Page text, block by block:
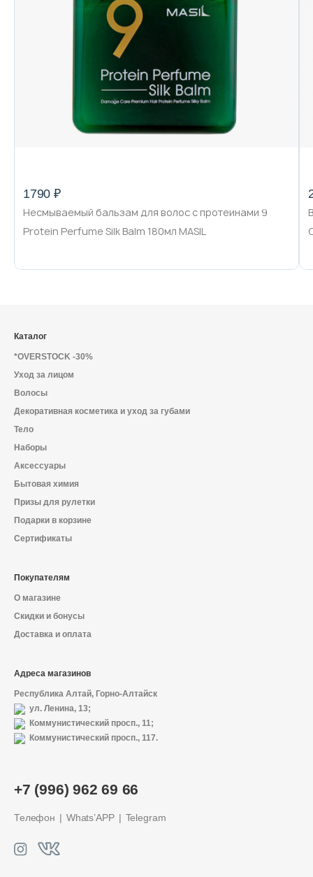
Политика конфиденциальности
1790 ₽
Несмываемый бальзам для волос с протеинами 9
Protein Perfume Silk Balm 180мл MASIL
+7 (996) 962 69 66
Телефон Whats’APP Telegram
Каталог
*OVERSTOCK -30%
Уход за лицом
Волосы
Декоративная косметика и уход за губами
Тело
Наборы
Аксессуары
Бытовая химия
Призы для рулетки
Подарки в корзине
Сертификаты
Покупателям
О магазине
Скидки и бонусы
Доставка и оплата
Адреса магазинов
Республика Алтай, Горно-Алтайск
ул. Ленина, 13;
Коммунистический просп., 11;
Коммунистический просп., 117.